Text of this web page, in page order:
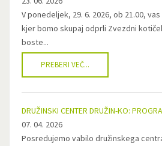
V ponedeljek, 29. 6. 2026, ob 21.00,
kjer bomo skupaj odprli Zvezdni
boste...
PREBERI VEČ...
DRUŽINSKI CENTER DRUŽIN-KO:
07. 04. 2026
Posredujemo vabilo družinskega centra